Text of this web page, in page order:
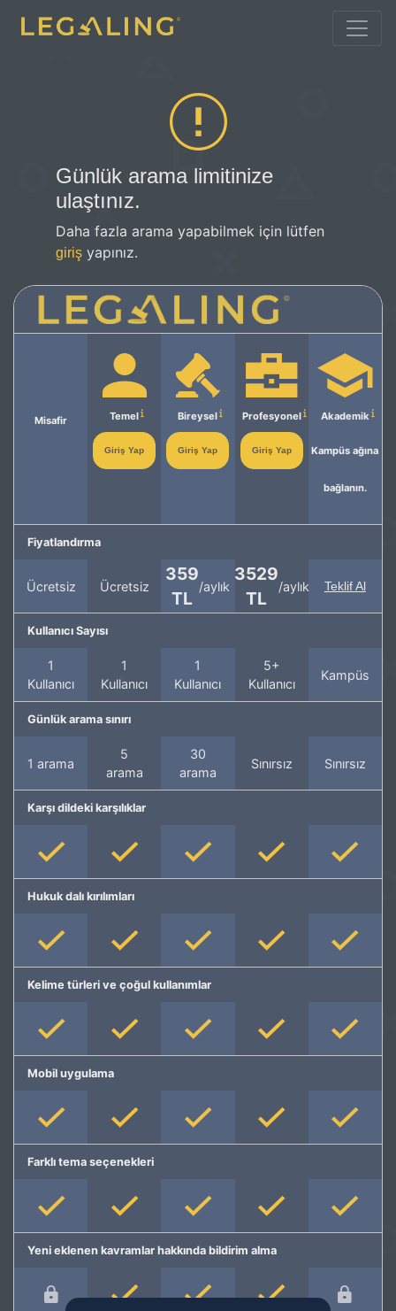
Günlük arama limitinize
ulaştınız.
Daha fazla arama yapabilmek için lütfen
giriş yapınız.
Misafir Temel
Giriş Yap
Bireysel
Giriş Yap
Profesyonel
Giriş Yap
Akademik
Kampüs ağına
bağlanın.
Fiyatlandırma
Ücretsiz Ücretsiz
359
TL
/aylık
3529
TL
/aylık Teklif Al
Kullanıcı Sayısı
1
Kullanıcı
1
Kullanıcı
1
Kullanıcı
5+
Kullanıcı
Kampüs
Günlük arama sınırı
1 arama
5
arama
30
arama
Sınırsız Sınırsız
Karşı dildeki karşılıklar
Hukuk dalı kırılımları
Kelime türleri ve çoğul kullanımlar
Mobil uygulama
Farklı tema seçenekleri
Yeni eklenen kavramlar hakkında bildirim alma